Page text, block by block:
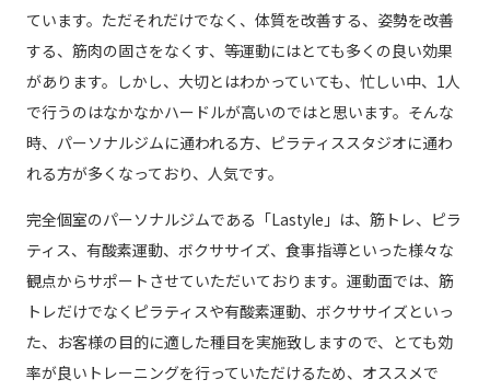
ています。ただそれだけでなく、体質を改善する、姿勢を改善
する、筋肉の固さをなくす、等運動にはとても多くの良い効果
があります。しかし、大切とはわかっていても、忙しい中、1人
で行うのはなかなかハードルが高いのではと思います。そんな
時、パーソナルジムに通われる方、ピラティススタジオに通わ
れる方が多くなっており、人気です。
完全個室のパーソナルジムである「Lastyle」は、筋トレ、ピラ
ティス、有酸素運動、ボクササイズ、食事指導といった様々な
観点からサポートさせていただいております。運動面では、筋
トレだけでなくピラティスや有酸素運動、ボクササイズといっ
た、お客様の目的に適した種目を実施致しますので、とても効
率が良いトレーニングを行っていただけるため、オススメで